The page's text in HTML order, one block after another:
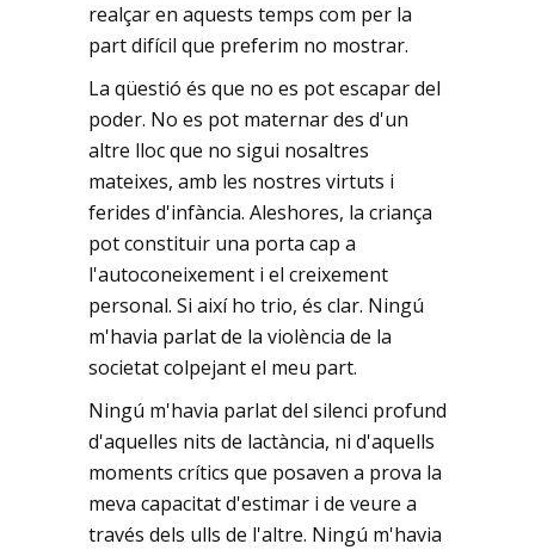
realçar en aquests temps com per la
part difícil que preferim no mostrar.
La qüestió és que no es pot escapar del
poder. No es pot maternar des d'un
altre lloc que no sigui nosaltres
mateixes, amb les nostres virtuts i
ferides d'infància. Aleshores, la criança
pot constituir una porta cap a
l'autoconeixement i el creixement
personal. Si així ho trio, és clar. Ningú
m'havia parlat de la violència de la
societat colpejant el meu part.
Ningú m'havia parlat del silenci profund
d'aquelles nits de lactància, ni d'aquells
moments crítics que posaven a prova la
meva capacitat d'estimar i de veure a
través dels ulls de l'altre. Ningú m'havia